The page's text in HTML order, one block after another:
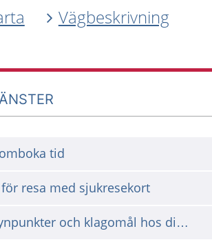
Vägbeskrivning
tid
resa med sjukresekort
Lämna synpunkter och klagomål hos din vårdgivare